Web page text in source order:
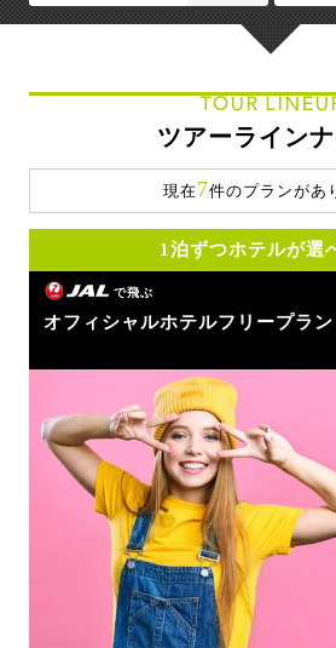
TOUR
ツアーライン
現在7件のプランがあ
1泊ずつホテルが選
で飛ぶ
オフィシャルホテルフリープラ